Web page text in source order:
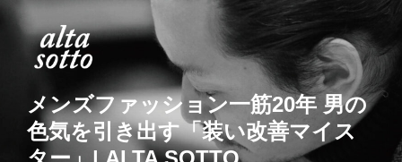
メンズファッション一筋20年 男の
色気を引き出す「装い改善マイス